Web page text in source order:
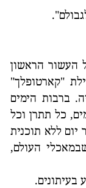
העשור הראשון
"קארטופלך"
ברבות הימים
כל תתרן וכל
ללא תוכנית
העולם,
בעיתונים.